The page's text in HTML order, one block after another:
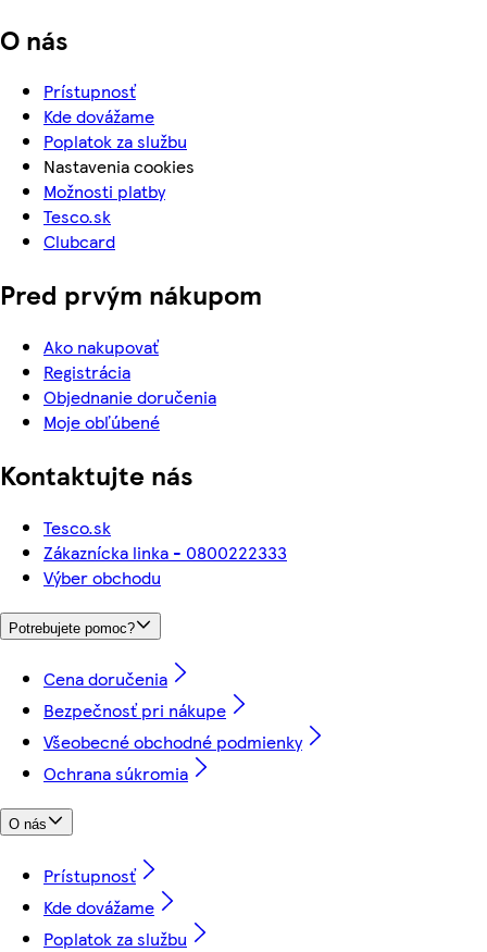
O nás
Prístupnosť
Kde dovážame
Poplatok za službu
Nastavenia cookies
Možnosti platby
Tesco.sk
Clubcard
Pred prvým nákupom
Ako nakupovať
Registrácia
Objednanie doručenia
Moje obľúbené
Kontaktujte nás
Tesco.sk
Zákaznícka linka - 0800222333
Výber obchodu
Potrebujete pomoc?
Cena doručenia
Bezpečnosť pri nákupe
Všeobecné obchodné podmienky
Ochrana súkromia
O nás
Prístupnosť
Kde dovážame
Poplatok za službu